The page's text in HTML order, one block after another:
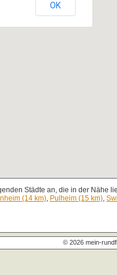
OK
Städte an, die in der Nähe
(14 km), Pulheim (15 km),
© 2026 mein-